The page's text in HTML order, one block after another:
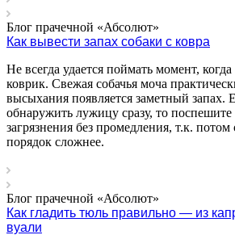
Блог прачечной «Абсолют»
Как вывести запах собаки с ковра
Не всегда удается поймать момент,
коврик. Свежая собачья моча
высыхания появляется заметный запах.
обнаружить лужицу сразу, то поспешите
загрязнения без промедления, т.к. потом
порядок сложнее.
Блог прачечной «Абсолют»
Как гладить тюль правильно — из
вуали